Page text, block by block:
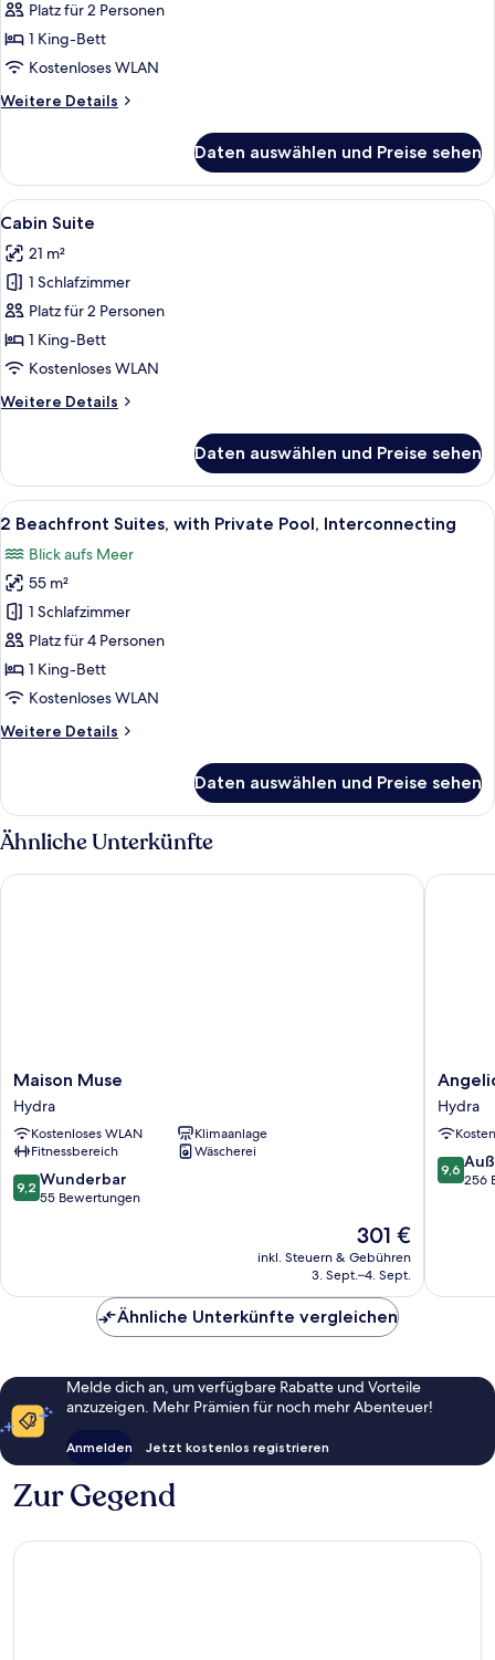
Suite
With
Private
anzeigen
Platz für 2 Personen
1 King-Bett
Kostenloses WLAN
Weitere Details
Weitere
Beachfront
Suite
With
Pool
Daten auswählen und Preise sehen
Alle
Fotos
für
Cabin
Suite
anzeigen
Ein Schlafzimmer mit einem Bett,
3
Cabin Suite
21 m²
1 Schlafzimmer
Platz für 2 Personen
1 King-Bett
Kostenloses WLAN
Weitere Details
Weitere
Suite
Daten auswählen und Preise sehen
Alle
Fotos
für
2
Beachfront
Suites,
with
Private
Interconnecting
Blick auf einen Pool mit Liegestuhl,
11
2 Beachfront Suites, with Private Pool, Interconnecting
Blick aufs Meer
55 m²
1 Schlafzimmer
Platz für 4 Personen
1 King-Bett
Kostenloses WLAN
Weitere Details
Weitere
Beachfront
Suites,
with
Pool,
Daten auswählen und Preise sehen
Ähnliche Unterkünfte
Maison
Muse
Hydra
Maison Muse
Hydra
Kostenloses WLAN
Klimaanlage
Fitnessbereich
Wäscherei
9.2
von
9,2 Wunderbar
55 Bewertungen
Der
Preis
beträgt
301 €
inkl. Steuern & Gebühren
3. Sept.–4. Sept.
Maison Muse
Angelica
Hotel
Hydra
Hydra
9.6
von
9,6
256
Ähnliche Unterkünfte vergleichen
Melde dich an, um verfügbare Rabatte und Vorteile
anzuzeigen. Mehr Prämien für noch mehr Abenteuer!
Anmelden Jetzt kostenlos registrieren
Zur Gegend